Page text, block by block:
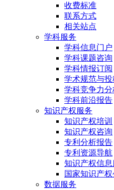
收费标准
联系方式
相关站点
学科服务
学科信息门户
学科课题咨询
学科情报订阅
学术规范与
学科竞争力
学科前沿报告
知识产权服务
知识产权培训
知识产权咨询
专利分析报告
专利资源导航
知识产权信息
国家知识产
数据服务